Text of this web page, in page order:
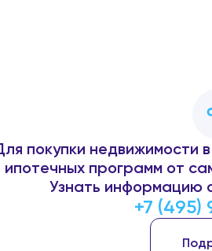
покупки недвижимости
ипотечных программ от
Узнать информацию
+7